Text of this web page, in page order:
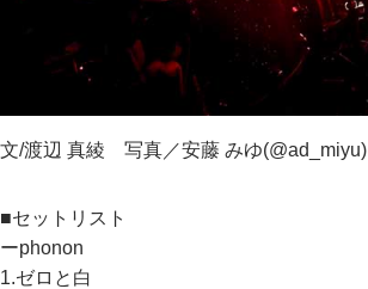
文/渡辺 真綾 写真／安藤 みゆ(@ad_miyu)
■セットリスト
ーphonon
1.ゼロと白